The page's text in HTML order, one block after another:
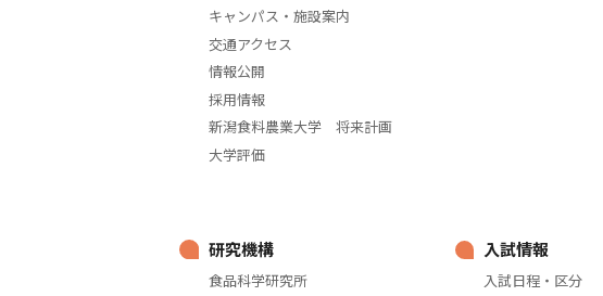
キャンパス・施設案内
交通アクセス
情報公開
採用情報
新潟食料農業大学 将来計画
大学評価
研究機構
食品科学研究所
入試情報
入試日程・区分